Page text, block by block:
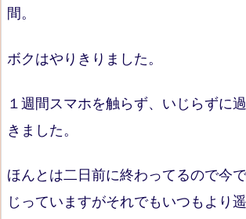
間。
ボクはやりきりました。
１週間スマホを触らず、いじらずに
きました。
ほんとは二日前に終わってるので今
じっていますがそれでもいつもより